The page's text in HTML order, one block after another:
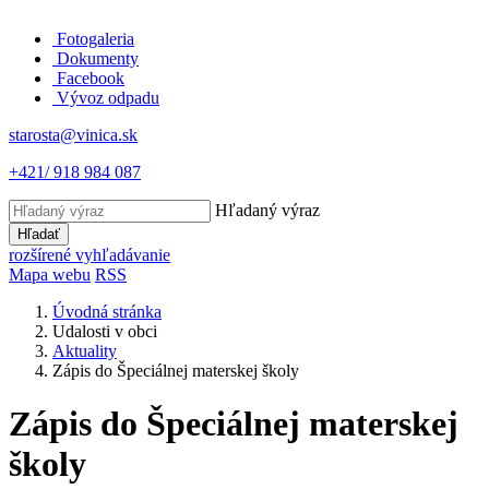
Fotogaleria
Dokumenty
Facebook
Vývoz odpadu
starosta@vinica.sk
+421/ 918 984 087
Hľadaný výraz
Hľadať
rozšírené vyhľadávanie
Mapa webu RSS
Úvodná stránka
Udalosti v obci
Aktuality
Zápis do Špeciálnej materskej školy
Zápis do Špeciálnej materskej
školy